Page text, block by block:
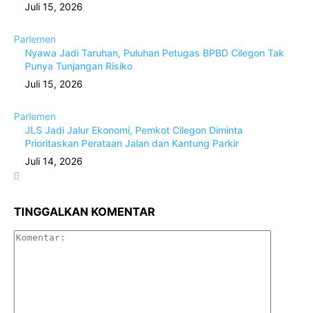
Juli 15, 2026
Parlemen
Nyawa Jadi Taruhan, Puluhan Petugas BPBD Cilegon Tak
Punya Tunjangan Risiko
Juli 15, 2026
Parlemen
JLS Jadi Jalur Ekonomi, Pemkot Cilegon Diminta
Prioritaskan Perataan Jalan dan Kantung Parkir
Juli 14, 2026
TINGGALKAN KOMENTAR